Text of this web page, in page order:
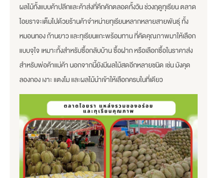
ผลไม้ทั้งแบบค้าปลีกและค้าส่งที่คึกคักตลอดทั้งวัน ช่วงฤดูทุเรียน ตลาด
ไอยราจะเต็มไปด้วยร้านค้าจำหน่ายทุเรียนหลากหลายสายพันธุ์ ทั้ง
หมอนทอง ก้านยาว และทุเรียนแกะพร้อมทาน ที่คัดคุณภาพมาให้เลือก
แบบจุใจ เหมาะทั้งสำหรับซื้อกลับบ้าน ซื้อฝาก หรือเลือกซื้อในราคาส่ง
สำหรับพ่อค้าแม่ค้า นอกจากนี้ยังมีผลไม้สดอีกหลายชนิด เช่น มังคุด
ลองกอง เงาะ แตงโม และผลไม้นำเข้าให้เลือกครบในที่เดียว